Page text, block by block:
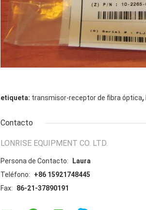
etiqueta: transmisor-receptor de fibra óptica,
Contacto
LONRISE EQUIPMENT CO. LTD.
Persona de Contacto:
Laura
Teléfono:
+86 15921748445
Fax:
86-21-37890191